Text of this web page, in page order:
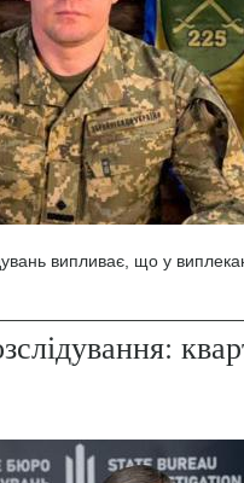
випливає, що у